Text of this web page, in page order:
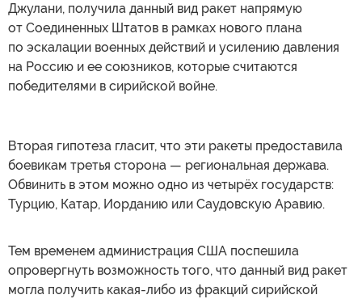
Джулани, получила данный вид ракет напрямую
от Соединенных Штатов в рамках нового плана
по эскалации военных действий и усилению давления
на Россию и ее союзников, которые считаются
победителями в сирийской войне.
Вторая гипотеза гласит, что эти ракеты предоставила
боевикам третья сторона — региональная держава.
Обвинить в этом можно одно из четырёх государств:
Турцию, Катар, Иорданию или Саудовскую Аравию.
Тем временем администрация США поспешила
опровергнуть возможность того, что данный вид ракет
могла получить какая-либо из фракций сирийской